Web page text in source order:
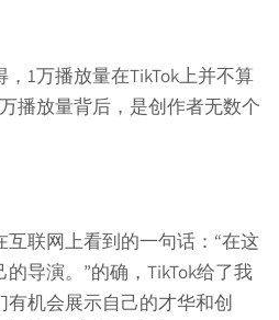
1万播放量在TikTok上并不算
播放量背后，是创作者无数个
联网上看到的一句话：“在这
导演。”的确，TikTok给了我
机会展示自己的才华和创